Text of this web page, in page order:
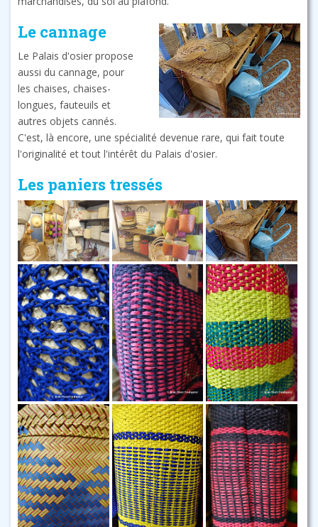
Le cannage
Le Palais d'osier propose
aussi du cannage, pour
les chaises, chaises-
longues, fauteuils et
autres objets cannés.
C'est, là encore, une spécialité devenue rare, qui fait toute
l'originalité et tout l'intérêt du Palais d'osier.
Les paniers tressés